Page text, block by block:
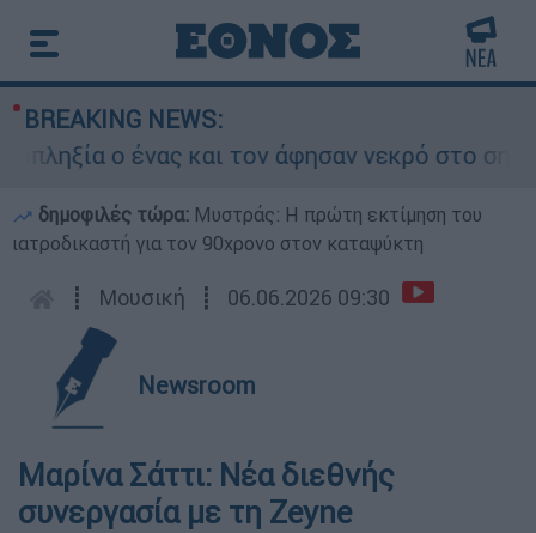
BREAKING NEWS:
ο ένας και τον άφησαν νεκρό στο σημείο
δημοφιλές τώρα: Μυστράς: Η πρώτη εκτίμηση του
ιατροδικαστή για τον 90χρονο στον καταψύκτη
┋ Μουσική ┋ 06.06.2026 09:30
Newsroom
Μαρίνα Σάττι: Νέα διεθνής
συνεργασία με τη Zeyne